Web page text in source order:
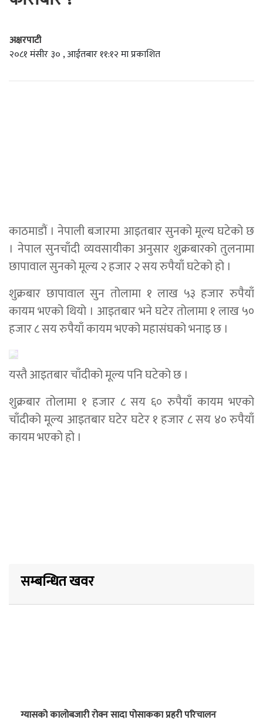
अक्षरपाटी
२०८१ मंसीर ३० , आईतबार ११:१२ मा प्रकाशित
काठमाडौं । नेपाली बजारमा आइतबार सुनको मूल्य घटेको छ
। नेपाल सुनचाँदी व्यवसायीका अनुसार शुक्रबारको तुलनामा
छापावाल सुनको मूल्य २ हजार २ सय रुपैयाँ घटेको हो ।
शुक्रबार छापावाल सुन तोलामा १ लाख ५३ हजार रुपैयाँ
कायम भएको थियो । आइतबार भने घटेर तोलामा १ लाख ५०
हजार ८ सय रुपैयाँ कायम भएको महासंघको भनाइ छ ।
यस्तै आइतबार चाँदीको मूल्य पनि घटेको छ ।
शुक्रबार तोलामा १ हजार ८ सय ६० रुपैयाँ कायम भएको
चाँदीको मूल्य आइतबार घटेर घटेर १ हजार ८ सय ४० रुपैयाँ
कायम भएको हो ।
सम्बन्धित खवर
ग्यासको कालोबजारी रोक्न सादा पोसाकका प्रहरी परिचालन